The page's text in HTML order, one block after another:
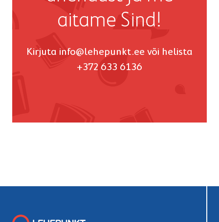
aitame Sind!
Kirjuta info@lehepunkt.ee või helista
+372 633 6136